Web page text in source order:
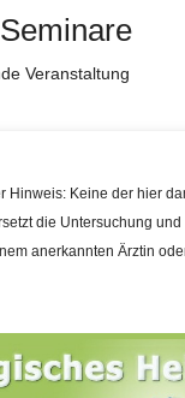
Veranstaltung
Hinweis: Keine der hier
die Untersuchung
anerkannten Ärztin